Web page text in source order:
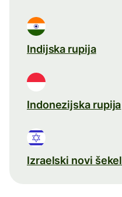
Indijska rupija
Indonezijska rupija
Izraelski novi šekel